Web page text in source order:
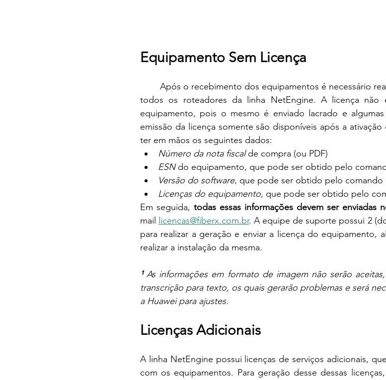
Equipamento Sem Licença
Após o recebimento dos equipamentos é necessário
todos os roteadores da linha NetEngine. A licença não
equipamento, pois o mesmo é enviado lacrado e algumas
emissão da licença somente são disponíveis após a
ter em mãos os seguintes dados:
Número da nota fiscal de compra (ou PDF)
ESN do equipamento, que pode ser obtido pelo
Versão do software, que pode ser obtido pelo comando
Licenças do equipamento, que pode ser obtido pelo
Em seguida, todas essas informações devem ser enviadas
mail
licencas@fiberx.com.br. A equipe de suporte possui 2
para realizar a geração e enviar a licença do equipamento,
realizar a instalação da mesma.
¹ As informações em formato de imagem não serão
transcrição para texto, os quais gerarão problemas e será
a Huawei para ajustes.
Licenças Adicionais
A linha NetEngine possui licenças de serviços adicionais,
com os equipamentos. Para geração desse dessas